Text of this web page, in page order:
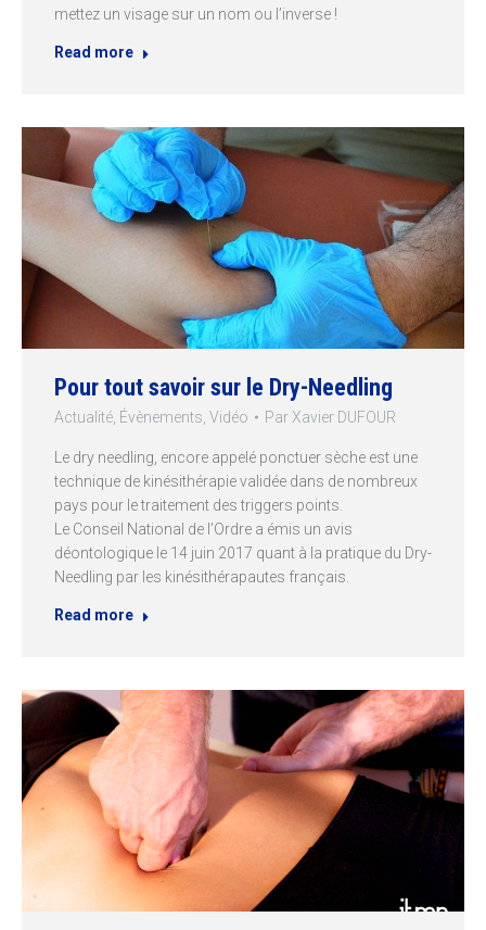
mettez un visage sur un nom ou l’inverse !
Read more
Pour tout savoir sur le Dry-Needling
Actualité Évènements Vidéo Par Xavier DUFOUR
Le dry needling, encore appelé ponctuer sèche est une
technique de kinésithérapie validée dans de nombreux
pays pour le traitement des triggers points.
Le Conseil National de l’Ordre a émis un avis
déontologique le 14 juin 2017 quant à la pratique du Dry-
Needling par les kinésithérapautes français.
Read more